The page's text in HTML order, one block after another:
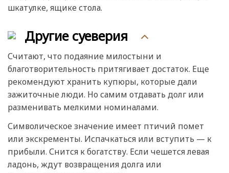
шкатулке, ящике стола.
Другие суеверия
Считают, что подаяние милостыни и
благотворительность притягивает достаток. Еще
рекомендуют хранить купюры, которые дали
зажиточные люди. Но самим отдавать долг или
разменивать мелкими номиналами.
Символическое значение имеет птичий помет
или экскременты. Испачкаться или вступить — к
прибыли. Снится к богатству. Если чешется левая
ладонь, ждут возвращения долга или